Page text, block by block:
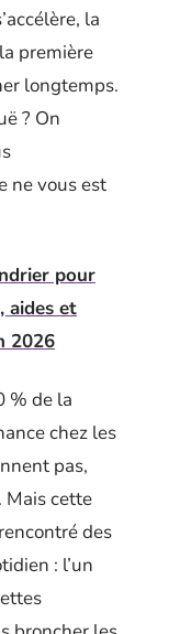
la
première
longtemps.
? On
ne vous est
pour
aides et
2026
% de la
chez les
pas,
Mais cette
des
: l’un